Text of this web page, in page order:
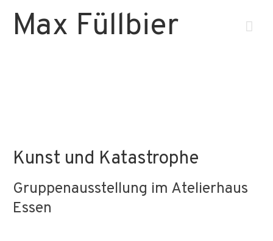
Max Füllbier
Kunst und Katastrophe
Gruppenausstellung im Atelierhaus
Essen